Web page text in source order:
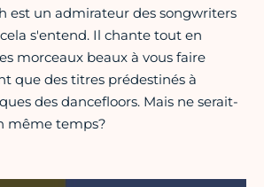
est un admirateur des songwriters
s'entend. Il chante tout en
morceaux beaux à vous faire
que des titres prédestinés à
des dancefloors. Mais ne serait-
même temps?